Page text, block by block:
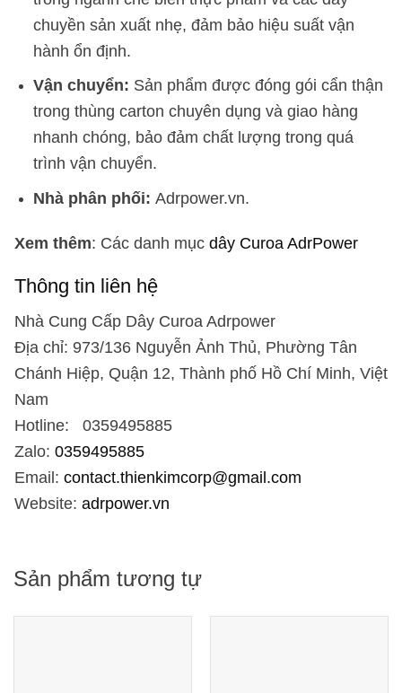
chuyền sản xuất nhẹ, đảm bảo hiệu suất vận
hành ổn định.
Vận chuyển: Sản phẩm được đóng gói cẩn thận
trong thùng carton chuyên dụng và giao hàng
nhanh chóng, bảo đảm chất lượng trong quá
trình vận chuyển.
Nhà phân phối: Adrpower.vn.
Xem thêm: Các danh mục dây Curoa AdrPower
Thông tin liên hệ
Nhà Cung Cấp Dây Curoa Adrpower
Địa chỉ: 973/136 Nguyễn Ảnh Thủ, Phường Tân
Chánh Hiệp, Quận 12, Thành phố Hồ Chí Minh, Việt
Nam
Hotline: 0359495885
Zalo: 0359495885
Email: contact.thienkimcorp@gmail.com
Website: adrpower.vn
Sản phẩm tương tự